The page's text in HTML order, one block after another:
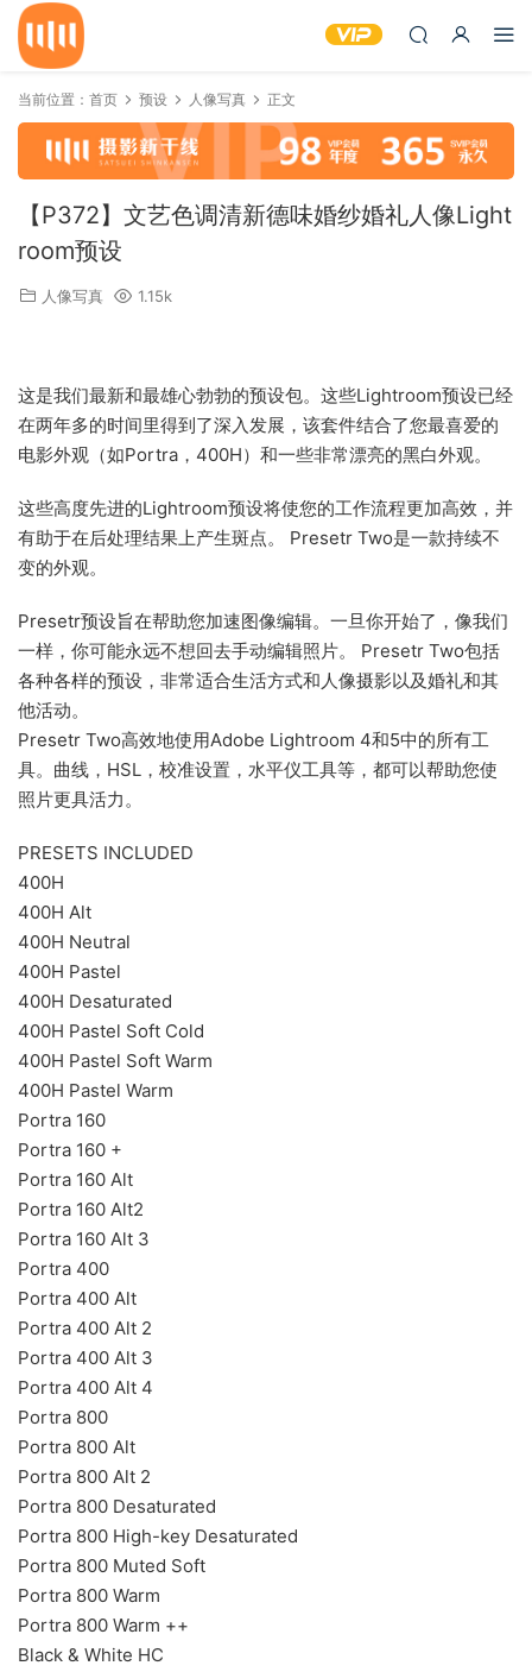
当前位置： 首页 预设 人像写真 正文
【P372】文艺色调清新德味婚纱婚礼人像Light
room预设
人像写真 1.15k
这是我们最新和最雄心勃勃的预设包。这些Lightroom预设已经
在两年多的时间里得到了深入发展，该套件结合了您最喜爱的
电影外观（如Portra，400H）和一些非常漂亮的黑白外观。
这些高度先进的Lightroom预设将使您的工作流程更加高效，并
有助于在后处理结果上产生斑点。 Presetr Two是一款持续不
变的外观。
Presetr预设旨在帮助您加速图像编辑。一旦你开始了，像我们
一样，你可能永远不想回去手动编辑照片。 Presetr Two包括
各种各样的预设，非常适合生活方式和人像摄影以及婚礼和其
他活动。
Presetr Two高效地使用Adobe Lightroom 4和5中的所有工
具。曲线，HSL，校准设置，水平仪工具等，都可以帮助您使
照片更具活力。
PRESETS INCLUDED
400H
400H Alt
400H Neutral
400H Pastel
400H Desaturated
400H Pastel Soft Cold
400H Pastel Soft Warm
400H Pastel Warm
Portra 160
Portra 160 +
Portra 160 Alt
Portra 160 Alt2
Portra 160 Alt 3
Portra 400
Portra 400 Alt
Portra 400 Alt 2
Portra 400 Alt 3
Portra 400 Alt 4
Portra 800
Portra 800 Alt
Portra 800 Alt 2
Portra 800 Desaturated
Portra 800 High-key Desaturated
Portra 800 Muted Soft
Portra 800 Warm
Portra 800 Warm ++
Black & White HC